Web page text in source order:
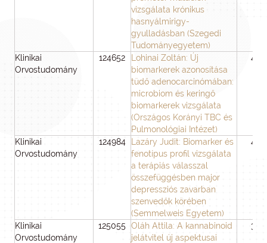
vizsgálata krónikus
hasnyálmirigy-
gyulladásban (Szegedi
Tudományegyetem)
Klinikai
Orvostudomány
124652
Lohinai Zoltán: Új
biomarkerek azonosítása
tüdő adenocarcinómában:
microbiom és keringő
biomarkerek vizsgálata
(Országos Korányi TBC és
Pulmonológiai Intézet)
48
Klinikai
Orvostudomány
124984
Lazáry Judit: Biomarker és
fenotípus profil vizsgálata
a terápiás válasszal
összefüggésben major
depressziós zavarban
szenvedők körében
(Semmelweis Egyetem)
48
Klinikai
Orvostudomány
125055 Oláh Attila: A kannabinoid
jelátvitel új aspektusai
36